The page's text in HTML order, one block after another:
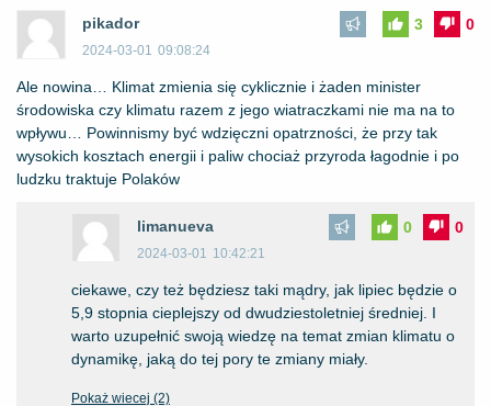
pikador
2024-03-01 09:08:24
0
3
Ale nowina… Klimat zmienia się cyklicznie i żaden minister
środowiska czy klimatu razem z jego wiatraczkami nie ma na to
wpływu… Powinnismy być wdzięczni opatrzności, że przy tak
wysokich kosztach energii i paliw chociaż przyroda łagodnie i po
ludzku traktuje Polaków
limanueva
2024-03-01 10:42:21
0
0
ciekawe, czy też będziesz taki mądry, jak lipiec będzie o
5,9 stopnia cieplejszy od dwudziestoletniej średniej. I
warto uzupełnić swoją wiedzę na temat zmian klimatu o
dynamikę, jaką do tej pory te zmiany miały.
Pokaż wiecej (2)